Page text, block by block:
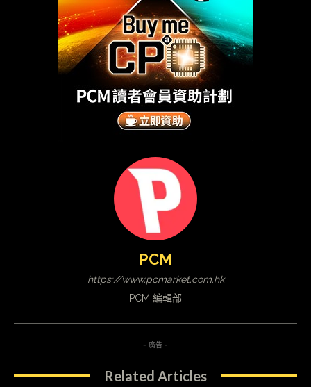
PCM
https://www.pcmarket.com.hk
PCM 編輯部
- 廣告 -
Related Articles